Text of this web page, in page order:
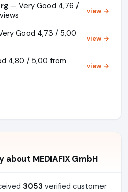
— Very Good 4,76 /
view →
Good 4,73 / 5,00
view →
4,80 / 5,00 from
view →
MEDIAFIX GmbH
3053 verified customer